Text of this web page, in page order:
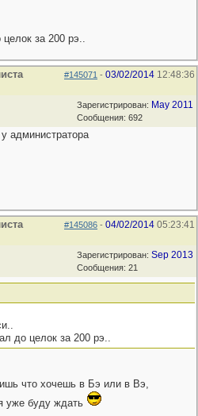
за 200 рэ..
#145071 - 03/02/2014 12:48:36
Зарегистрирован: May 2011
Сообщения: 692
администратора
#145086 - 04/02/2014 05:23:41
Зарегистрирован: Sep 2013
Сообщения: 21
до целок за 200 рэ..
что хочешь в Бэ или в Вэ,
уже буду ждать